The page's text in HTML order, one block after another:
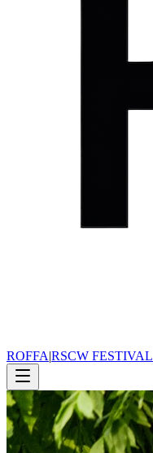
ROFFA|RSCW FESTIVAL